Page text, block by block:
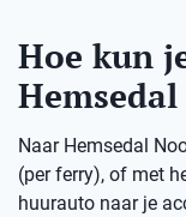
Hoe kun
Naar Hemsedal
(per ferry), of met
huurauto naar je